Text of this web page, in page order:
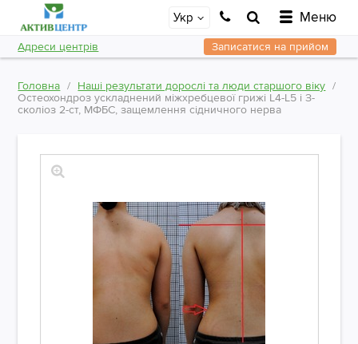
Укр Меню
Адреси центрів Записатися на прийом
Головна
Наші результати дорослі та люди старшого віку
Остеохондроз ускладнений міжхребцевої грижі L4-L5 і З-
сколіоз 2-ст, МФБС, защемлення сідничного нерва